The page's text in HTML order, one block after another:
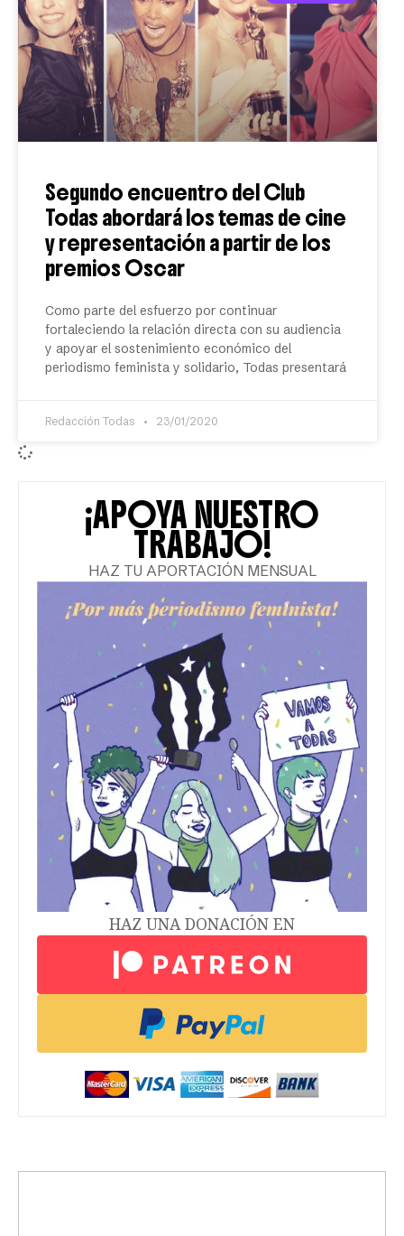
Segundo encuentro del Club
Todas abordará los temas de cine
y representación a partir de los
premios Oscar
Como parte del esfuerzo por continuar
fortaleciendo la relación directa con su audiencia
y apoyar el sostenimiento económico del
periodismo feminista y solidario, Todas presentará
Redacción Todas 23/01/2020
¡APOYA NUESTRO
TRABAJO!
HAZ TU APORTACIÓN MENSUAL
HAZ UNA DONACIÓN EN